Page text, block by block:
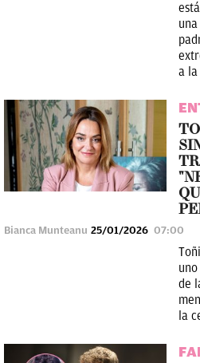
a la
Bianca Munteanu 25/01/2026 07:00
de
la